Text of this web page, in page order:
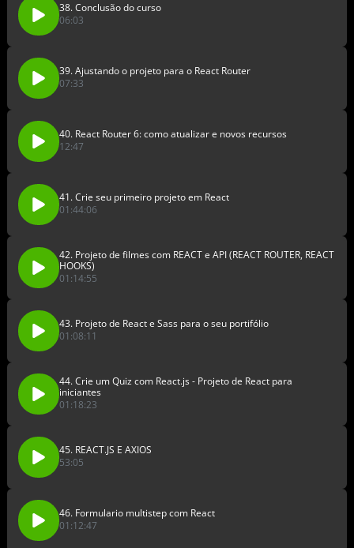
38. Conclusão do curso
06:03
39. Ajustando o projeto para o React Router
07:33
40. React Router 6: como atualizar e novos recursos
12:47
41. Crie seu primeiro projeto em React
01:44:06
42. Projeto de filmes com REACT e API (REACT ROUTER, REACT
HOOKS)
01:14:55
43. Projeto de React e Sass para o seu portifólio
01:08:11
44. Crie um Quiz com React.js - Projeto de React para
iniciantes
01:18:23
45. REACT.JS E AXIOS
53:05
46. Formulario multistep com React
01:12:47